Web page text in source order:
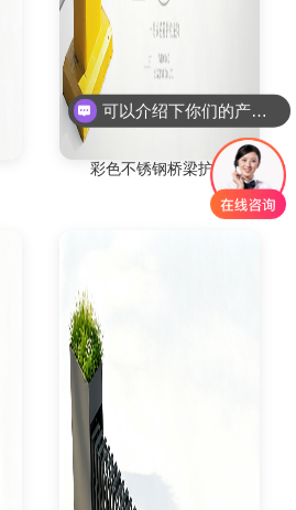
彩色不锈钢桥梁护栏
可以介绍下你们的产品么